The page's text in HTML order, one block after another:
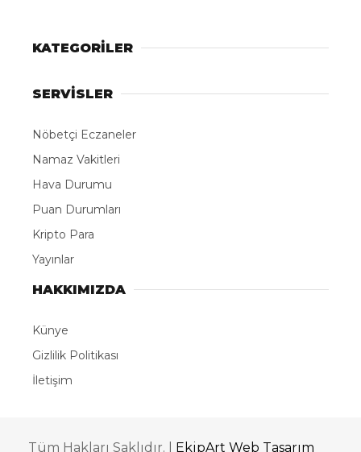
KATEGORİLER
SERVİSLER
Nöbetçi Eczaneler
Namaz Vakitleri
Hava Durumu
Puan Durumları
Kripto Para
Yayınlar
HAKKIMIZDA
Künye
Gizlilik Politikası
İletişim
Tüm Hakları Saklıdır. | EkipArt Web Tasarım